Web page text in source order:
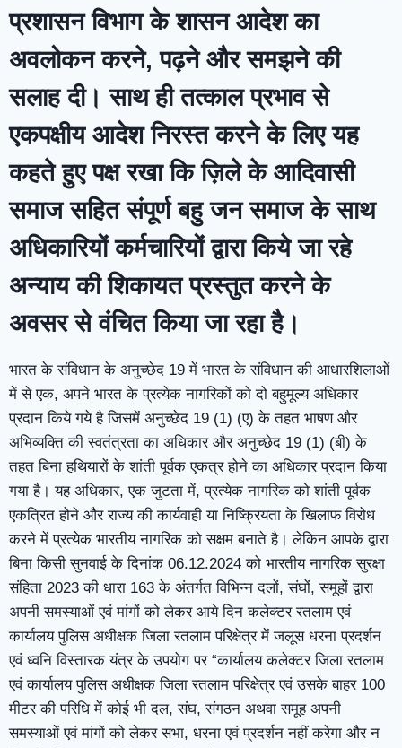
प्रशासन विभाग के शासन आदेश का
अवलोकन करने, पढ़ने और समझने की
सलाह दी। साथ ही तत्काल प्रभाव से
एकपक्षीय आदेश निरस्त करने के लिए यह
कहते हुए पक्ष रखा कि ज़िले के आदिवासी
समाज सहित संपूर्ण बहु जन समाज के साथ
अधिकारियों कर्मचारियों द्वारा किये जा रहे
अन्याय की शिकायत प्रस्तुत करने के
अवसर से वंचित किया जा रहा है।
भारत के संविधान के अनुच्छेद 19 में भारत के संविधान की आधारशिलाओं
में से एक, अपने भारत के प्रत्येक नागरिकों को दो बहुमूल्य अधिकार
प्रदान किये गये है जिसमें अनुच्छेद 19 (1) (ए) के तहत भाषण और
अभिव्यक्ति की स्वतंत्रता का अधिकार और अनुच्छेद 19 (1) (बी) के
तहत बिना हथियारों के शांती पूर्वक एकत्र होने का अधिकार प्रदान किया
गया है। यह अधिकार, एक जुटता में, प्रत्येक नागरिक को शांती पूर्वक
एकत्रित होने और राज्य की कार्यवाही या निष्क्रियता के खिलाफ विरोध
करने में प्रत्येक भारतीय नागरिक को सक्षम बनाते है। लेकिन आपके द्वारा
बिना किसी सुनवाई के दिनांक 06.12.2024 को भारतीय नागरिक सुरक्षा
संहिता 2023 की धारा 163 के अंतर्गत विभिन्न दलों, संघों, समूहों द्वारा
अपनी समस्याओं एवं मांगों को लेकर आये दिन कलेक्टर रतलाम एवं
कार्यालय पुलिस अधीक्षक जिला रतलाम परिक्षेत्र में जलूस धरना प्रदर्शन
एवं ध्वनि विस्तारक यंत्र के उपयोग पर “कार्यालय कलेक्टर जिला रतलाम
एवं कार्यालय पुलिस अधीक्षक जिला रतलाम परिक्षेत्र एवं उसके बाहर 100
मीटर की परिधि में कोई भी दल, संघ, संगठन अथवा समूह अपनी
समस्याओं एवं मांगों को लेकर सभा, धरना एवं प्रदर्शन नहीं करेगा और न